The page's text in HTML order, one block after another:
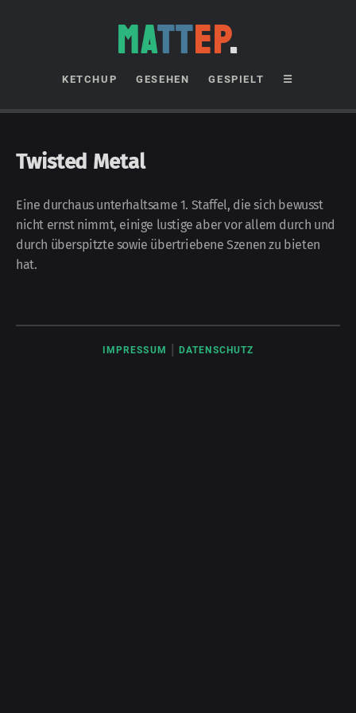
MATTEP.
KETCHUP GESEHEN GESPIELT ☰
Twisted Metal
Eine durchaus unterhaltsame 1. Staffel, die sich be­wusst
nicht ernst nimmt, einige lustige aber vor allem durch und
durch über­spitzte sowie über­triebene Szenen zu bieten
hat.
IMPRESSUM DATENSCHUTZ